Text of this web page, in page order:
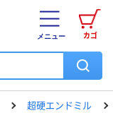
カゴ
メニュー
超硬エンドミル